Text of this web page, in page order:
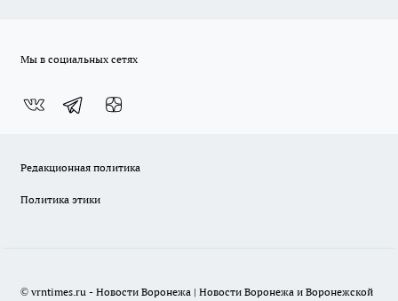
Мы в социальных сетях
Редакционная политика
Политика этики
© vrntimes.ru - Новости Воронежа | Новости Воронежа и Воронежской